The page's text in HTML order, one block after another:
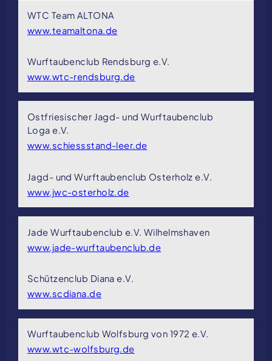
WTC Team ALTONA
www.teamaltona.de
Wurftaubenclub Rendsburg e.V.
www.wtc-rendsburg.de
Ostfriesischer Jagd- und Wurftaubenclub
Loga e.V.
www.schiessstand-leer.de
Jagd- und Wurftaubenclub Osterholz e.V.
www.jwc-osterholz.de
Jade Wurftaubenclub e.V. Wilhelmshaven
www.jade-wurftaubenclub.de
Schützenclub Diana e.V.
www.scdiana.de
Wurftaubenclub Wolfsburg von 1972 e.V.
www.wtc-wolfsburg.de